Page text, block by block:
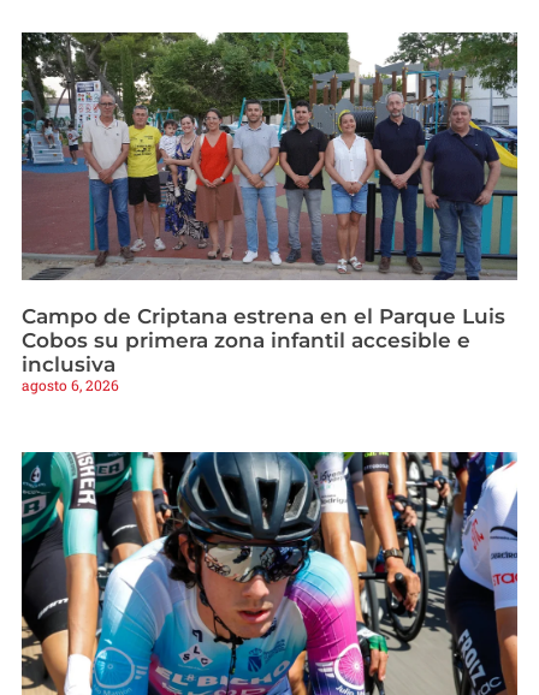
Campo de Criptana estrena en el Parque Luis
Cobos su primera zona infantil accesible e
inclusiva
agosto 6, 2026